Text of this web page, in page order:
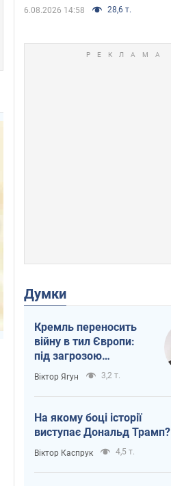
6.08.2026 14:58 28,6 т.
Думки
Кремль переносить
війну в тил Європи:
під загрозою
критична логістика
Віктор Ягун 3,2 т.
На якому боці історії
виступає Дональд Трамп?
Віктор Каспрук 4,5 т.